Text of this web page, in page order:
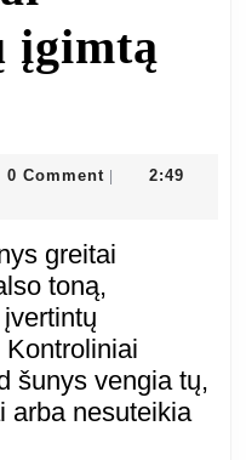
įgimtą
0 Comment
2:49
toną,
šunys vengia tų,
arba nesuteikia